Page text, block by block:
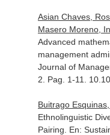
Asian Chaves,
Masero Moreno,
Advanced
management
Journal of
2. Pag. 1-11.
Buitrago
Ethnolinguistic
Pairing. En: